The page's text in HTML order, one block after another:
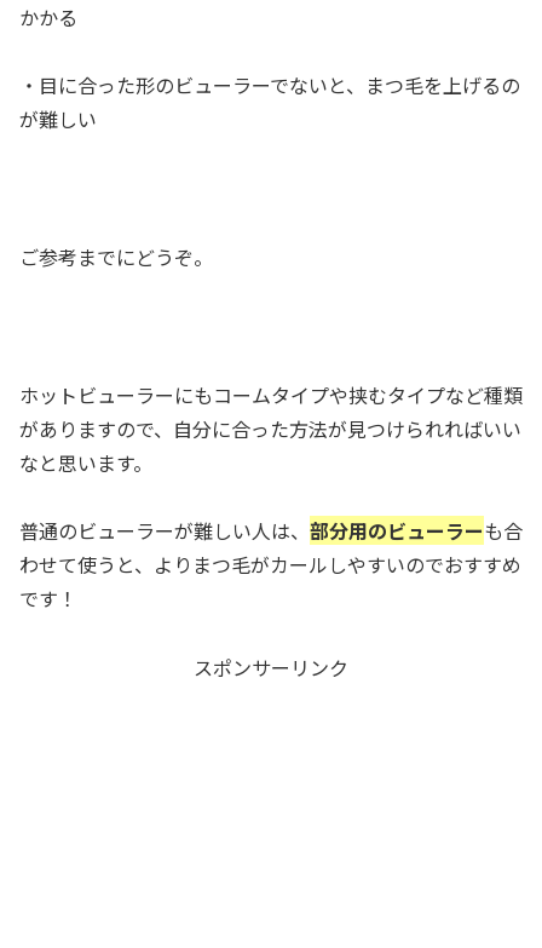
かかる
・目に合った形のビューラーでないと、まつ毛を上げるの
が難しい
ご参考までにどうぞ。
ホットビューラーにもコームタイプや挟むタイプなど種類
がありますので、自分に合った方法が見つけられればいい
なと思います。
普通のビューラーが難しい人は、 部分用のビューラーも合
わせて使うと、よりまつ毛がカールしやすいのでおすすめ
です！
スポンサーリンク